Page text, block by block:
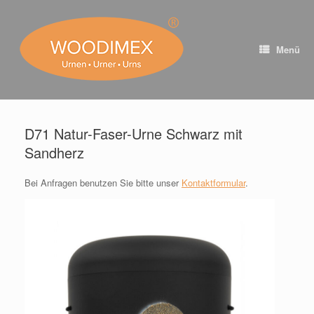
springen
Menü
D71 Natur-Faser-Urne Schwarz mit
Sandherz
Bei Anfragen benutzen Sie bitte unser Kontaktformular.